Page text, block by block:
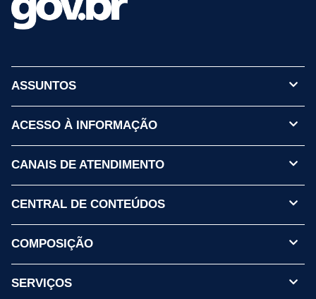
ASSUNTOS
ACESSO À INFORMAÇÃO
CANAIS DE ATENDIMENTO
CENTRAL DE CONTEÚDOS
COMPOSIÇÃO
SERVIÇOS